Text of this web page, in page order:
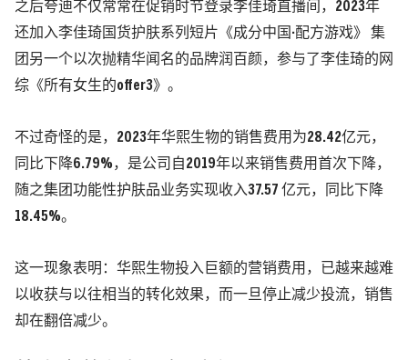
之后夸迪不仅常常在促销时节登录李佳琦直播间，2023年
还加入李佳琦国货护肤系列短片《成分中国·配方游戏》 集
团另一个以次抛精华闻名的品牌润百颜，参与了李佳琦的网
综《所有女生的offer3》。
不过奇怪的是，2023年华熙生物的销售费用为28.42亿元，
同比下降6.79%，是公司自2019年以来销售费用首次下降，
随之集团功能性护肤品业务实现收入37.57 亿元，同比下降
18.45%。
这一现象表明：华熙生物投入巨额的营销费用，已越来越难
以收获与以往相当的转化效果，而一旦停止减少投流，销售
却在翻倍减少。